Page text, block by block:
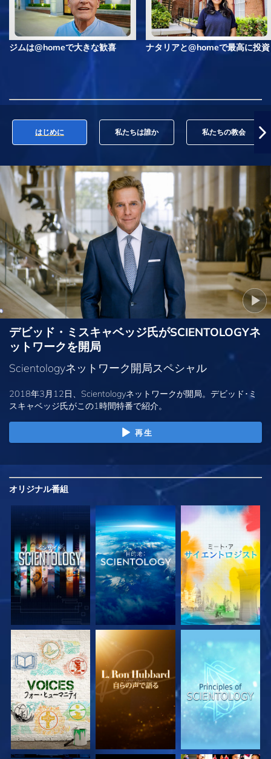
ジムは@homeで大きな歓喜 ナタリアと@homeで最高に投資
はじめに 私たちは誰か 私たちの教会
デビッド・ミスキャベッジ氏がSCIENTOLOGYネ
ットワークを開局
Scientologyネットワーク開局スペシャル
2018年3月12日、Scientologyネットワークが開局。デビッド･ミ
スキャベッジ氏がこの1時間特番で紹介。
再生
オリジナル番組
シリーズを探求 シリーズを探求 シリーズを探求